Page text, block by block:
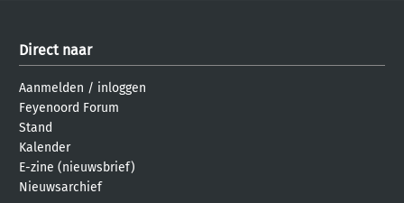
Direct naar
Aanmelden / inloggen
Feyenoord Forum
Stand
Kalender
E-zine (nieuwsbrief)
Nieuwsarchief